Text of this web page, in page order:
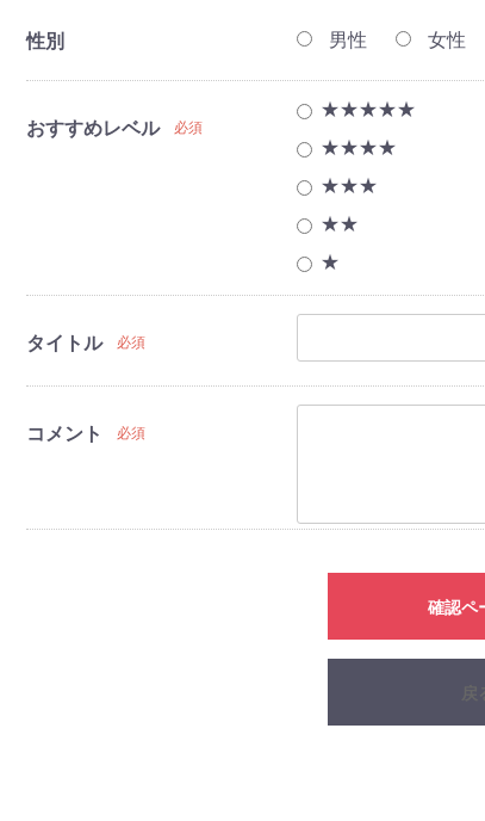
性別 男性 女性
おすすめレベル 必須
★★★★★
★★★★
★★★
★★
★
タイトル 必須
コメント 必須
確認ペ